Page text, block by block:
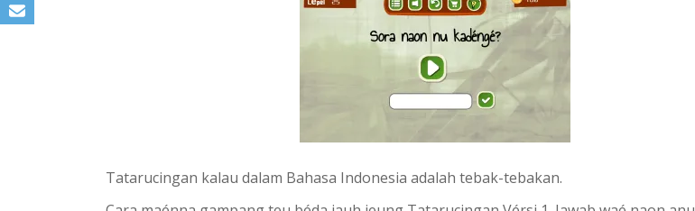
Tatarucingan kalau dalam Bahasa Indonesia adalah tebak-tebakan.